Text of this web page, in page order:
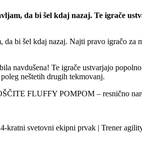
da bi šel kdaj nazaj. Te igrače
da bi šel kdaj nazaj. Najti pravo igračo
navdušena! Te igrače ustvarjajo
neštetih drugih tekmovanj.
FLUFFY POMPOM – resnično
kratni svetovni ekipni prvak | Trener